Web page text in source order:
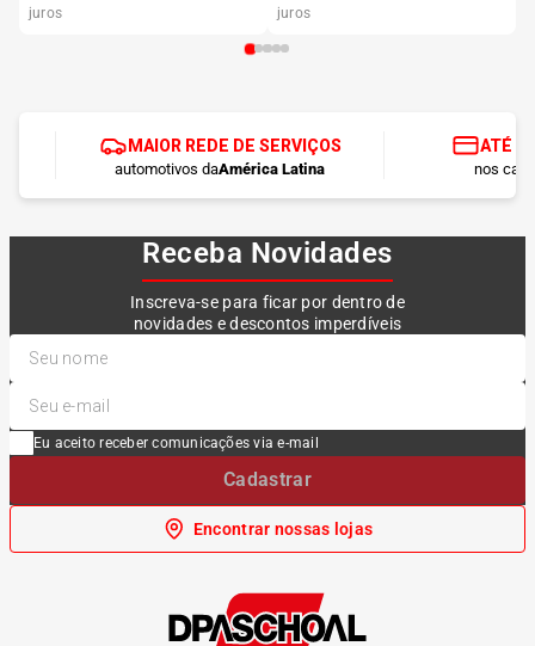
juros
juros
MAIOR REDE DE SERVIÇOS
automotivos daAmérica Latina
ATÉ
nos
Receba Novidades
Inscreva-se para ficar por dentro de
novidades e descontos imperdíveis
Eu aceito receber comunicações via e-mail
Cadastrar
Encontrar nossas lojas